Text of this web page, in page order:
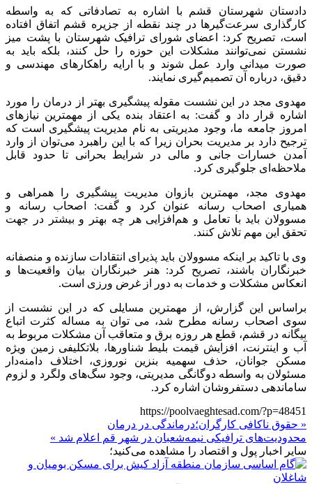
دادستان شهرستان قشم با اشاره به تصادفاتی که به واسطه
کارگذاری سرعت‌گیرها در چند نقطه از جزیره قشم اتفاق افتاده
است، تصریح کرد: اعضای شورای ترافیک شهرستان با پشت میز
نشستن‌ نمی‌توانند مشکلات این حوزه را حل کنند، بلکه باید به
صورت میدانی وارد عمل شوند و با ارایه راهکارهای مهندسی و
دقیق، درباره آن تصمیم‌گیری نمایند.
مهدوی مجد در این نشست مقوله پیشگیری بهتر از درمان را مورد
اشاره قرار داد و گفت: به اعتقاد بنده یکی از مهمترین نیازهای
امروز جامعه ما، وجود مدیریتی به نام مدیریت پیشگیری است که
ترجیح دارد بر مدیریت بحران زیرا که با این راهبرد می‌توان از وارد
آمدن خسارات جانی و مالی در شرایط بحرانی تا حدود قابل
ملاحظه‌ای جلوگیری کرد.
مهدوی مجد، مهمترین بازوان مدیریت پیشگیری را همراهی و
همیاری اصحاب رسانه عنوان کرد و گفت: اصحاب رسانه و
مسوولان باید با تعامل و هم‌افزایی هر چه بهتر و بیشتر در جهت
تحقق این مهم تلاش کنند.
وی با تاکید بر اینکه مسوولان باید پذیرای انتقادات سازنده و منصفانه
خبرنگاران باشند، تصریح کرد: هنر خبرنگاران بیان واقعیت‌ها و
انعکاس مشکلات و خدمات به دور از غرض ورزی است.
براساس این گزارش، از مهمترین مسایلی که در این نشست از
سوی اصحاب رسانه مطرح شد، می توان به مساله کثرت اتباع
بیگانه در قشم، قطع هر روزه برق و متعاقب آن‌ مشکلات مربوط به
آب و اینترنت، افزایش قیمت بلیط شناورها، بلاتکلیفی زمین ویژه
مسکن جوانان، حذف سهمیه بنزین نوروزی، اختلاف دامنه‌دار
مسئولان به واسطه دوگانگی مدیریتی، وجود سگ‌های ولگرد و لزوم
ساماندهی دستفروشان اشاره کرد.
https://poolvaeghtesad.com/?p=48451
« حقوق ناکافی کارگران؛درماندگی در درمان
محدودیت‌های ترافیکی نیمه‌شعبان در شهر قم اعلام شد »
سایر اخبار پول و اقتصاد را مشاهده می‌کنید؛